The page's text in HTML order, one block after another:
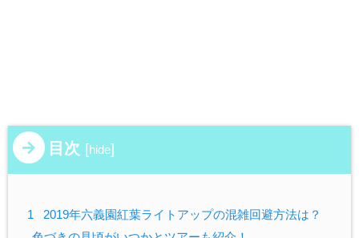
目次 [hide]
1
2019年六義園紅葉ライトアップの混雑回避方法は？